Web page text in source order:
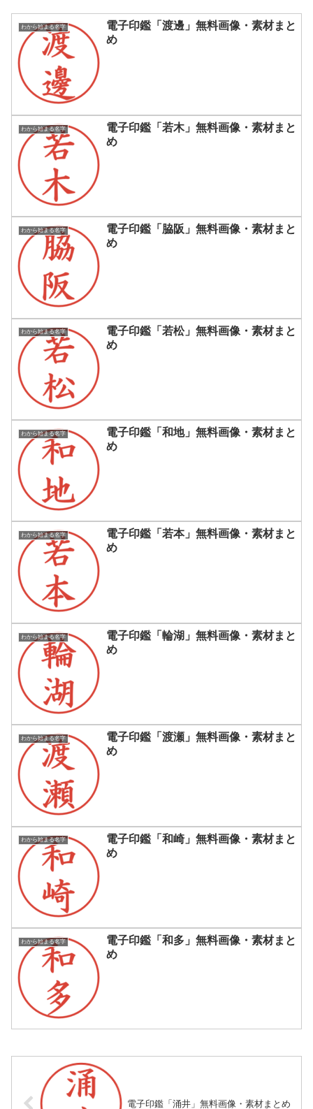
わから始まる名字
電子印鑑「渡邊」無料画像・素材まと
め
わから始まる名字
電子印鑑「若木」無料画像・素材まと
め
わから始まる名字
電子印鑑「脇阪」無料画像・素材まと
め
わから始まる名字
電子印鑑「若松」無料画像・素材まと
め
わから始まる名字
電子印鑑「和地」無料画像・素材まと
め
わから始まる名字
電子印鑑「若本」無料画像・素材まと
め
わから始まる名字
電子印鑑「輪湖」無料画像・素材まと
め
わから始まる名字
電子印鑑「渡瀬」無料画像・素材まと
め
わから始まる名字
電子印鑑「和崎」無料画像・素材まと
め
わから始まる名字
電子印鑑「和多」無料画像・素材まと
め
電子印鑑「涌井」無料画像・素材まとめ